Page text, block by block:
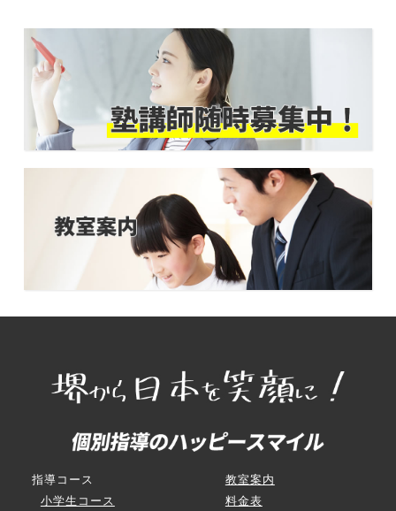
指導コース
小学生コース
教室案内
料金表